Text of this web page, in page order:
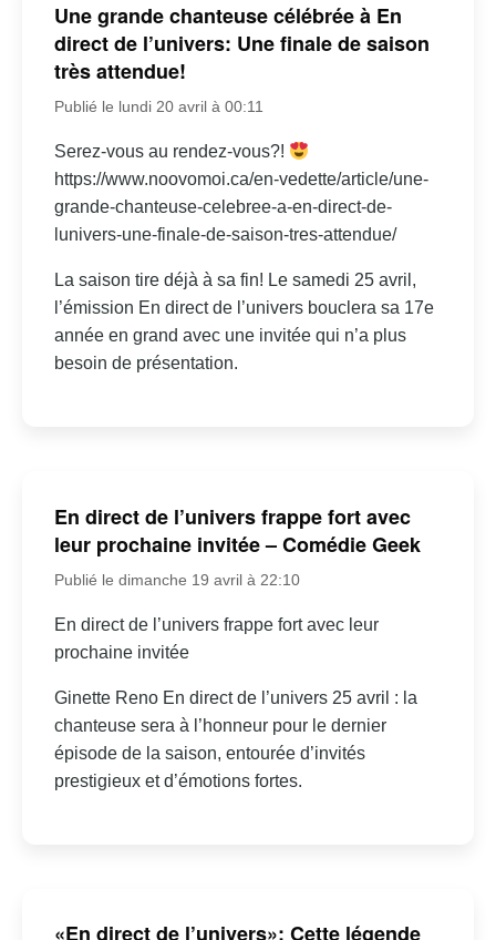
Une grande chanteuse célébrée à En
direct de l’univers: Une finale de saison
très attendue!
Publié le lundi 20 avril à 00:11
Serez-vous au rendez-vous?!
https://www.noovomoi.ca/en-vedette/article/une-
grande-chanteuse-celebree-a-en-direct-de-
lunivers-une-finale-de-saison-tres-attendue/
La saison tire déjà à sa fin! Le samedi 25 avril,
l’émission En direct de l’univers bouclera sa 17e
année en grand avec une invitée qui n’a plus
besoin de présentation.
En direct de l’univers frappe fort avec
leur prochaine invitée – Comédie Geek
Publié le dimanche 19 avril à 22:10
En direct de l’univers frappe fort avec leur
prochaine invitée
Ginette Reno En direct de l’univers 25 avril : la
chanteuse sera à l’honneur pour le dernier
épisode de la saison, entourée d’invités
prestigieux et d’émotions fortes.
«En direct de l’univers»: Cette légende